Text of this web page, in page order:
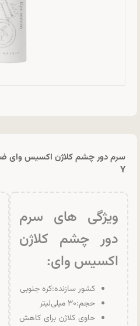
Y
ویژگی های سرم
دور چشم کلاژن
اکسیس وای:
کشور سازنده:کره جنوبی
حجم:۳۰ میلی‌لیتر
حاوی کلاژن برای کاهش